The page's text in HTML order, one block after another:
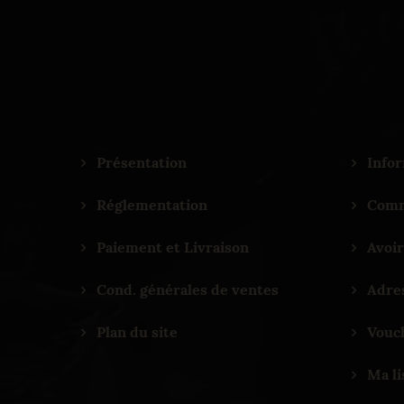
Présentation
Réglementation
Paiement et Livraison
Cond. générales de ventes
Plan du site
Ma